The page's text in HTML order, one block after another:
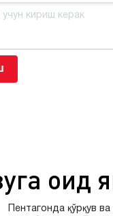
оид
Пентагонда қўрқув